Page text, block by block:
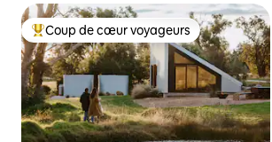
Coups de cœur voyageurs les plus
Coup de cœur voyageurs